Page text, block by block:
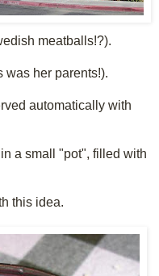
meatballs!?).
was her parents!).
automatically with
a small "pot", filled with
this idea.